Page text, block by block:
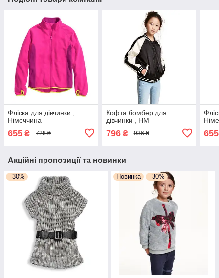
Фліска для дівчинки ,
Німеччина
655 ₴ 728 ₴
Кофта бомбер для
дівчинки , НМ
796₴ 936 ₴ 655
Акційні пропозиції та новинки
–30% Новинка –30%